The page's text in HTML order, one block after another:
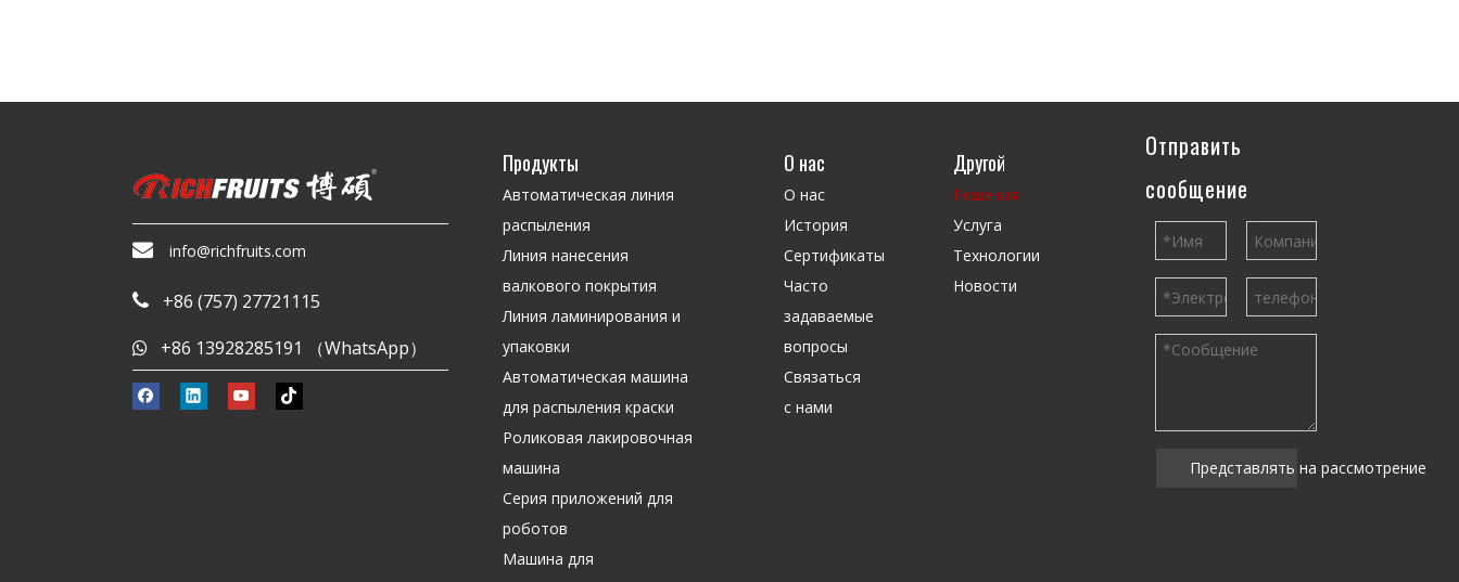
 info@richfruits.com
 +86 (757) 27721115
 +86 13928285191 （WhatsApp）
Продукты
Автоматическая линия
распыления
Линия нанесения
валкового покрытия
Линия ламинирования и
упаковки
Автоматическая машина
для распыления краски
Роликовая лакировочная
машина
Серия приложений для
роботов
Машина для
О нас
О нас
История
Сертификаты
Часто
задаваемые
вопросы
Связаться
с нами
Другой
Решения
Услуга
Технологии
Новости
Отправить
сообщение
Представлять на рассмотрение